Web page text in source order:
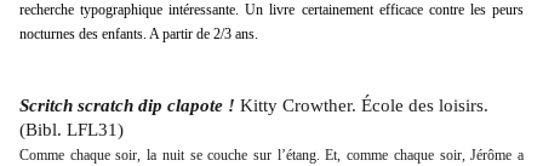
recherche typographique intéressante. Un livre certainement efficace contre les peurs
nocturnes des enfants. A partir de 2/3 ans.
Scritch scratch dip clapote ! Kitty Crowther. École des loisirs.
(Bibl. LFL31)
Comme chaque soir, la nuit se couche sur l’étang. Et, comme chaque soir, Jérôme a